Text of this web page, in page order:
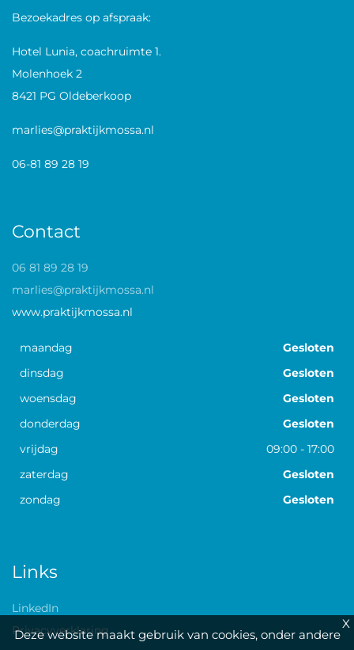
Bezoekadres op afspraak:
Hotel Lunia, coachruimte 1.
Molenhoek 2
8421 PG Oldeberkoop
marlies@praktijkmossa.nl
06-81 89 28 19
Contact
06 81 89 28 19
marlies@praktijkmossa.nl
www.praktijkmossa.nl
maandag
Gesloten
dinsdag
Gesloten
woensdag
Gesloten
donderdag
Gesloten
vrijdag
09:00 - 17:00
zaterdag
Gesloten
zondag
Gesloten
Links
LinkedIn
Privacyverklaring
Deze website maakt gebruik van cookies, onder andere
X